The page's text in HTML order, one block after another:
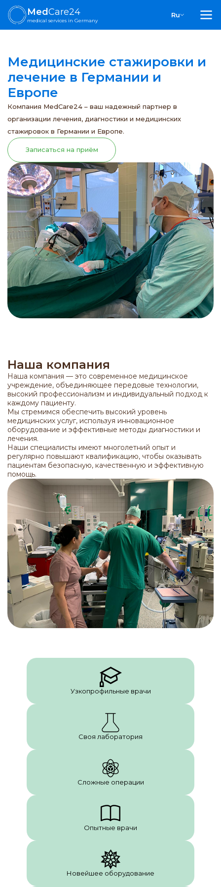
MedCare24
medical services in Germany
Ru
Медицинские стажировки и
лечение в Германии и
Европе
Компания MedCare24 – ваш надежный партнер в
организации лечения, диагностики и медицинских
стажировок в Германии и Европе.
Записаться на приём
Наша компания
Наша компания — это современное медицинское
учреждение, объединяющее передовые технологии,
высокий профессионализм и индивидуальный подход к
каждому пациенту.
Мы стремимся обеспечить высокий уровень
медицинских услуг, используя инновационное
оборудование и эффективные методы диагностики и
лечения.
Наши специалисты имеют многолетний опыт и
регулярно повышают квалификацию, чтобы оказывать
пациентам безопасную, качественную и эффективную
помощь.
Узкопрофильные врачи
Своя лаборатория
Сложные операции
Опытные врачи
Новейшее оборудование